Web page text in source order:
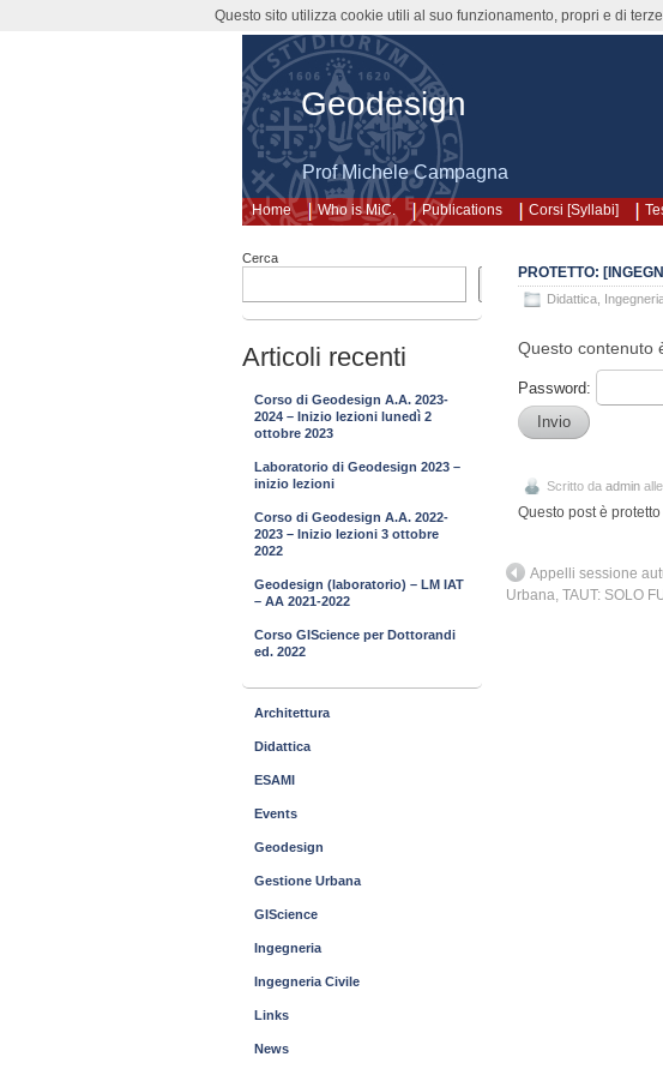
Geodesign
Prof Michele Campagna
Home Who is MiC. Publications Corsi [Syllabi]
PROTETTO:
Didattica
Questo contenuto
Password:
Scritto da admin
Questo post è
Appelli sessione
Urbana, TAUT: SOLO
Cerca
Cerca
Articoli recenti
Corso di Geodesign A.A. 2023-
2024 – Inizio lezioni lunedì 2
ottobre 2023
Laboratorio di Geodesign 2023 –
inizio lezioni
Corso di Geodesign A.A. 2022-
2023 – Inizio lezioni 3 ottobre
2022
Geodesign (laboratorio) – LM IAT
– AA 2021-2022
Corso GIScience per Dottorandi
ed. 2022
Architettura
Didattica
ESAMI
Events
Geodesign
Gestione Urbana
GIScience
Ingegneria
Ingegneria Civile
Links
News
Questo sito utilizza cookie utili al suo funzionamento, propri e di